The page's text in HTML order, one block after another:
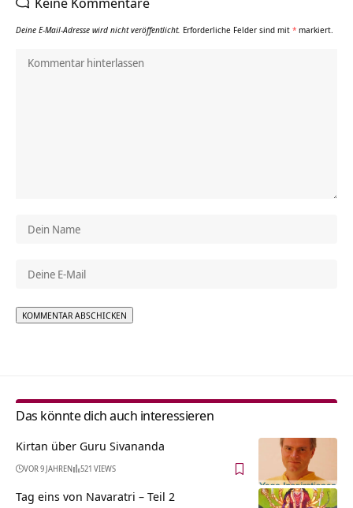
Deine E-Mail-Adresse wird nicht veröffentlicht. Erforderliche Felder sind mit * markiert.
Das könnte dich auch interessieren
Kirtan über Guru Sivananda
VOR 9 JAHREN 521 VIEWS
Tag eins von Navaratri – Teil 2